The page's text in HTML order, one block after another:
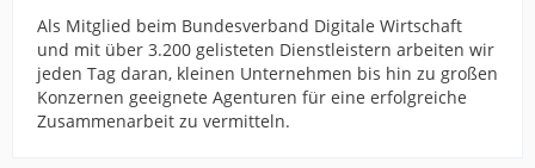
Als Mitglied beim Bundesverband Digitale Wirtschaft
und mit über 3.200 gelisteten Dienstleistern arbeiten wir
jeden Tag daran, kleinen Unternehmen bis hin zu großen
Konzernen geeignete Agenturen für eine erfolgreiche
Zusammenarbeit zu vermitteln.